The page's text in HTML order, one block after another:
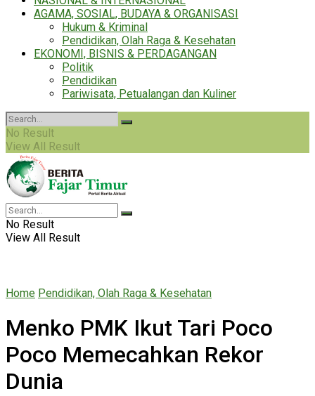
AGAMA, SOSIAL, BUDAYA & ORGANISASI
Hukum & Kriminal
Pendidikan, Olah Raga & Kesehatan
EKONOMI, BISNIS & PERDAGANGAN
Politik
Pendidikan
Pariwisata, Petualangan dan Kuliner
No Result
View All Result
No Result
View All Result
Home Pendidikan, Olah Raga & Kesehatan
Menko PMK Ikut Tari Poco
Poco Memecahkan Rekor
Dunia